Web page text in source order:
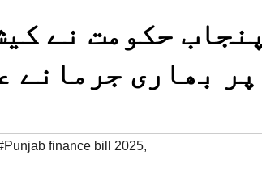
حکومت نے
پر بھاری جرمانے
finance bill 2025,